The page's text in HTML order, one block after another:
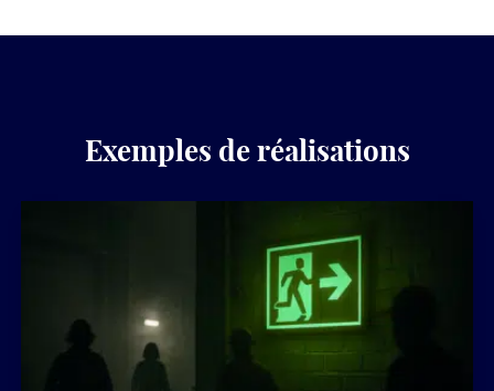
Exemples de réalisations